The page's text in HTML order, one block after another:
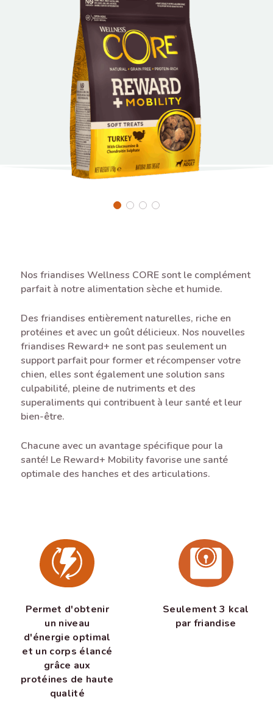
Nos friandises Wellness CORE sont le complément
parfait à notre alimentation sèche et humide.
Des friandises entièrement naturelles, riche en
protéines et avec un goût délicieux. Nos nouvelles
friandises Reward+ ne sont pas seulement un
support parfait pour former et récompenser votre
chien, elles sont également une solution sans
culpabilité, pleine de nutriments et des
superaliments qui contribuent à leur santé et leur
bien-être.
Chacune avec un avantage spécifique pour la
santé! Le Reward+ Mobility favorise une santé
optimale des hanches et des articulations.
Permet d'obtenir
un niveau
d'énergie optimal
et un corps élancé
grâce aux
protéines de haute
qualité
Seulement 3 kcal
par friandise